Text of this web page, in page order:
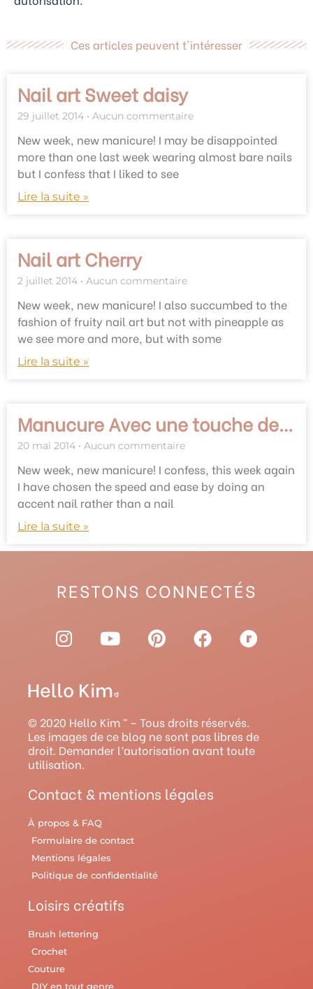
Ces articles peuvent t'intéresser
Nail art Sweet daisy
29 juillet 2014 Aucun commentaire
New week, new manicure! I may be disappointed
more than one last week wearing almost bare nails
but I confess that I liked to see
Lire la suite »
Nail art Cherry
2 juillet 2014 Aucun commentaire
New week, new manicure! I also succumbed to the
fashion of fruity nail art but not with pineapple as
we see more and more, but with some
Lire la suite »
Manucure Avec une touche de…
20 mai 2014 Aucun commentaire
New week, new manicure! I confess, this week again
I have chosen the speed and ease by doing an
accent nail rather than a nail
Lire la suite »
RESTONS CONNECTÉS
I
n
t
a
g
r
a
m
Y
o
t
u
b
e
P
i
r
e
s
F
a
o
o
k
R
a
y
© 2020 Hello Kim ™ – Tous droits réservés.
Les images de ce blog ne sont pas libres de
droit. Demander l’autorisation avant toute
utilisation.
Contact & mentions légales
À propos & FAQ
Formulaire de contact
Mentions légales
Politique de confidentialité
Loisirs créatifs
Brush lettering
Crochet
Couture
DIY en tout genre